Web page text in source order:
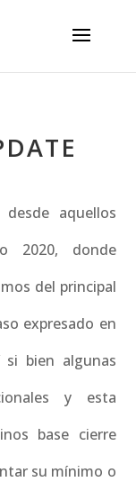
aquellos
2020, donde
del principal
expresado en
bien algunas
y esta
base cierre
su mínimo o